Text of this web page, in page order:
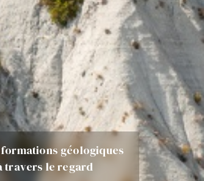
géologiques
travers le regard